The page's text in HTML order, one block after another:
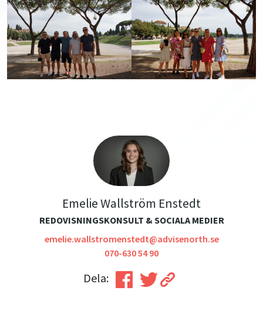
Emelie Wallström Enstedt
REDOVISNINGSKONSULT & SOCIALA MEDIER
emelie.wallstromenstedt@advisenorth.se
070-630 54 90
Dela: